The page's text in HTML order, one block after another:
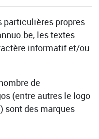
particulières propres
les textes
informatif et/ou
de
(entre autres le logo
sont des marques